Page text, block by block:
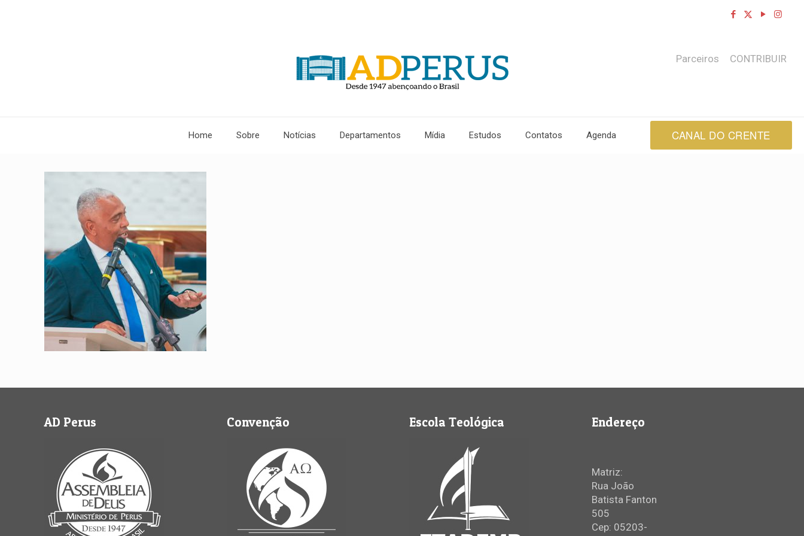
Home Sobre Notícias Departamentos Mídia Estudos Contatos Agenda
Parceiros CONTRIBUIR
CANAL DO CRENTE
AD Perus Convenção Escola Teológica Endereço
Matriz:
Rua João
Batista Fanton
505
Cep: 05203-